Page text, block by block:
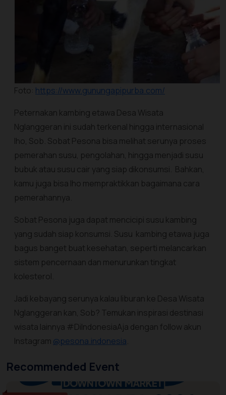
Foto: https://www.gunungapipurba.com/
Peternakan kambing etawa Desa Wisata
Nglanggeran ini sudah terkenal hingga internasional
lho, Sob. Sobat Pesona bisa melihat serunya proses
pemerahan susu, pengolahan, hingga menjadi susu
bubuk atau susu cair yang siap dikonsumsi. Bahkan,
kamu juga bisa lho mempraktikkan bagaimana cara
pemerahannya.
Sobat Pesona juga dapat mencicipi susu kambing
yang sudah siap konsumsi. Susu kambing etawa juga
bagus banget buat kesehatan, seperti melancarkan
sistem pencernaan dan menurunkan tingkat
kolesterol.
Jadi kebayang serunya kalau liburan ke Desa Wisata
Nglanggeran kan, Sob? ​​Temukan inspirasi destinasi
wisata lainnya #DiIndonesiaAja dengan follow akun
Instagram @pesona.indonesia.
Recommended Event